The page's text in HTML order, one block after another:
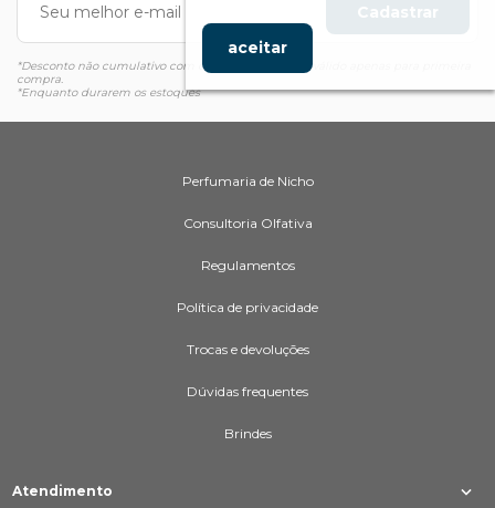
Cadastrar
*Desconto não cumulativo com outras promoções e válido apenas para primeira
compra.
*Enquanto durarem os estoques
Perfumaria de Nicho
Consultoria Olfativa
Regulamentos
Política de privacidade
Trocas e devoluções
Dúvidas frequentes
Brindes
Atendimento
aceitar